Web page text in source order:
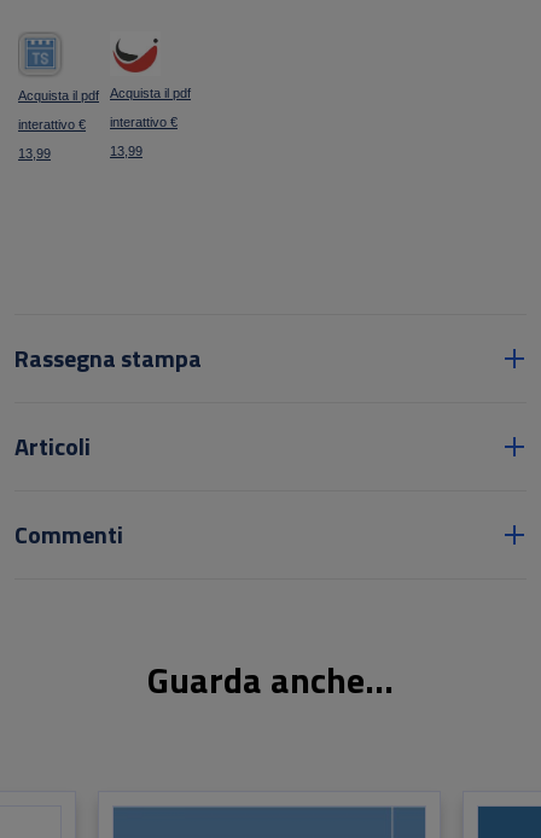
Acquista il pdf
interattivo €
13,99
Acquista il pdf
interattivo €
13,99
Rassegna stampa
Articoli
Commenti
Guarda anche...